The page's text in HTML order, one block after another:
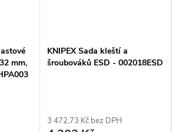
mm,
KNIPEX Sada kleští a
šroubováků ESD - 002018ESD
3 472,73 Kč bez DPH